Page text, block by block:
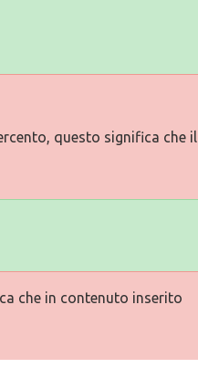
questo significa che il
che in contenuto inserito